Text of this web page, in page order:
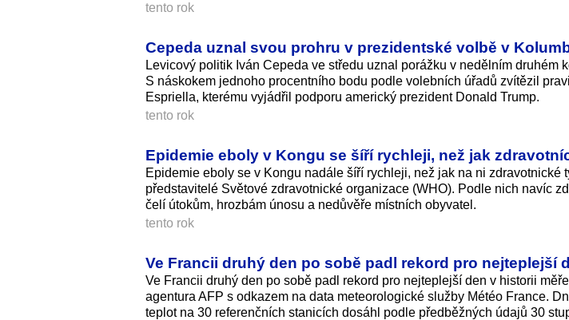
tento rok
Cepeda uznal svou prohru v prezidentské volbě v
Levicový politik Iván Cepeda ve středu uznal porážku v nedělním druhém
S náskokem jednoho procentního bodu podle volebních úřadů zvítězil
Espriella, kterému vyjádřil podporu americký prezident Donald Trump.
tento rok
Epidemie eboly v Kongu se šíří rychleji, než jak
Epidemie eboly se v Kongu nadále šíří rychleji, než jak na ni zdravotnické
představitelé Světové zdravotnické organizace (WHO). Podle nich navíc
čelí útokům, hrozbám únosu a nedůvěře místních obyvatel.
tento rok
Ve Francii druhý den po sobě padl rekord pro nejteplejší
Ve Francii druhý den po sobě padl rekord pro nejteplejší den v historii
agentura AFP s odkazem na data meteorologické služby Météo France.
teplot na 30 referenčních stanicích dosáhl podle předběžných údajů 30